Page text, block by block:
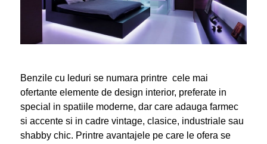
Benzile cu leduri se numara printre cele mai
ofertante elemente de design interior, preferate in
special in spatiile moderne, dar care adauga farmec
si accente si in cadre vintage, clasice, industriale sau
shabby chic. Printre avantajele pe care le ofera se